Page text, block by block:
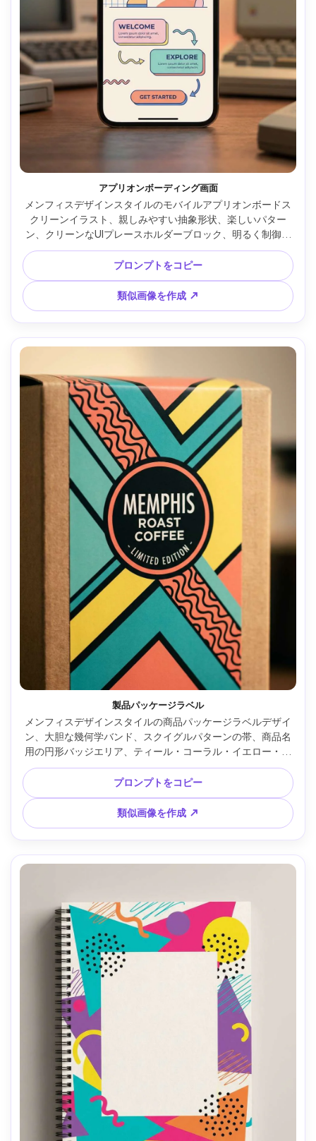
アプリオンボーディング画面
メンフィスデザインスタイルのモバイルアプリオンボードス
クリーンイラスト、親しみやすい抽象形状、楽しいパター
ン、クリーンなUIプレースホルダーブロック、明るく制御さ
れた配色、目線を誘導するスクイグル、ベクターグラフィッ
クスタイル、モダンレトロなテック感、85mmレンズ、浅い
被写界深度、柔らかい映画調ライティング --ar 4:5
プロンプトをコピー
類似画像を作成 ↗
製品パッケージラベル
メンフィスデザインスタイルの商品パッケージラベルデザイ
ン、大胆な幾何学バンド、スクイグルパターンの帯、商品名
用の円形バッジエリア、ティール・コーラル・イエロー・黒
の制限配色、シャープなベクターライン、小売対応グラフィ
ックデザイン、85mmレンズ、浅い被写界深度、柔らかい映
画調ライティング --ar 4:5
プロンプトをコピー
類似画像を作成 ↗